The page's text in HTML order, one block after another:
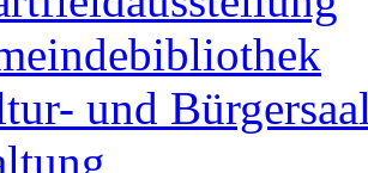
und